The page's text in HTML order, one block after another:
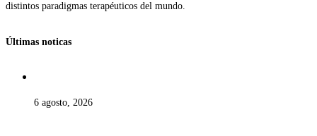
distintos paradigmas terapéuticos del mundo.
Últimas noticas
6 agosto, 2026